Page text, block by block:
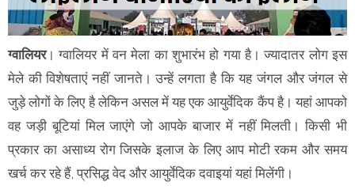
ग्वालियर। ग्वालियर में वन मेला का शुभारंभ हो गया है। ज्यादातर लोग इस
मेले की विशेषताएं नहीं जानते। उन्हें लगता है कि यह जंगल और जंगल से
जुड़े लोगों के लिए है लेकिन असल में यह एक आयुर्वेदिक कैंप है। यहां आपको
वह जड़ी बूटियां मिल जाएंगे जो आपके बाजार में नहीं मिलती। किसी भी
प्रकार का असाध्य रोग जिसके इलाज के लिए आप मोटी रकम और समय
खर्च कर रहे हैं, प्रसिद्ध वेद और आयुर्वेदिक दवाइयां यहां मिलेंगी।